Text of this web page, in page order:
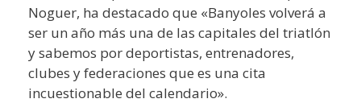
Noguer, ha destacado que «Banyoles volverá a
ser un año más una de las capitales del triatlón
y sabemos por deportistas, entrenadores,
clubes y federaciones que es una cita
incuestionable del calendario».